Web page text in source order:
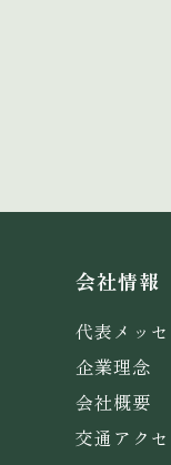
会社情報
代表メッ
企業理念
会社概要
交通アク